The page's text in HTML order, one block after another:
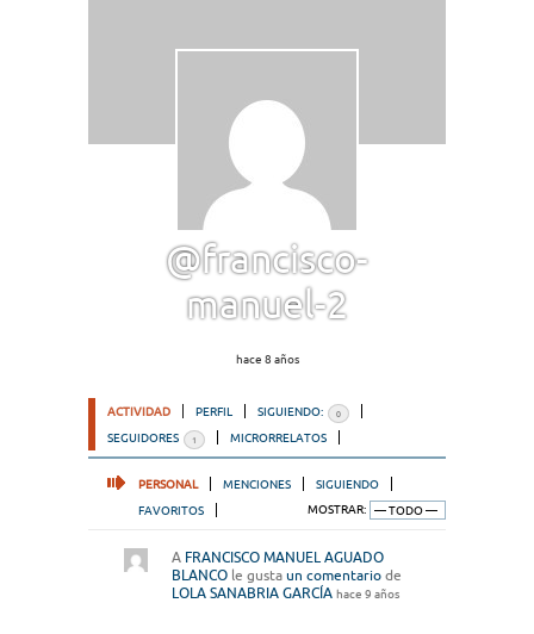
@francisco-
manuel-2
hace 8 años
ACTIVIDAD PERFIL SIGUIENDO: 0
SEGUIDORES 1 MICRORRELATOS
PERSONAL MENCIONES
SIGUIENDO
FAVORITOS
MOSTRAR:
A FRANCISCO MANUEL AGUADO
BLANCO le gusta un comentario de
LOLA SANABRIA GARCÍA hace 9 años